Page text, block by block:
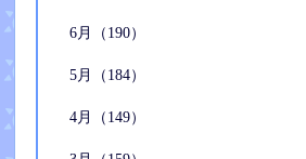
6月（190）
5月（184）
4月（149）